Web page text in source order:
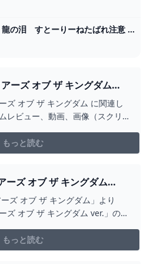
ゼルダの伝説 ティアキン 龍の泪 すとーりーねたばれ注意 - YouTube
ーズ オブ ザ キングダム
オブ ザ キングダム に関連し
レビュー、動画、画像（スクリ
もっと読む
ーズ オブ ザ キングダム
ズ オブ ザ キングダム」より
ズ オブ ザ キングダム ver.」の写
もっと読む